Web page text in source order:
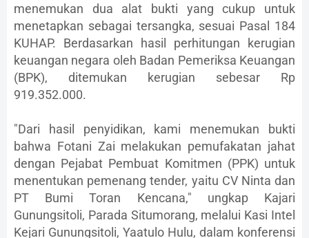
menemukan dua alat bukti yang cukup untuk
menetapkan sebagai tersangka, sesuai Pasal 184
KUHAP. Berdasarkan hasil perhitungan kerugian
keuangan negara oleh Badan Pemeriksa Keuangan
(BPK), ditemukan kerugian sebesar Rp
919.352.000.
"Dari hasil penyidikan, kami menemukan bukti
bahwa Fotani Zai melakukan pemufakatan jahat
dengan Pejabat Pembuat Komitmen (PPK) untuk
menentukan pemenang tender, yaitu CV Ninta dan
PT Bumi Toran Kencana," ungkap Kajari
Gunungsitoli, Parada Situmorang, melalui Kasi Intel
Kejari Gunungsitoli, Yaatulo Hulu, dalam konferensi